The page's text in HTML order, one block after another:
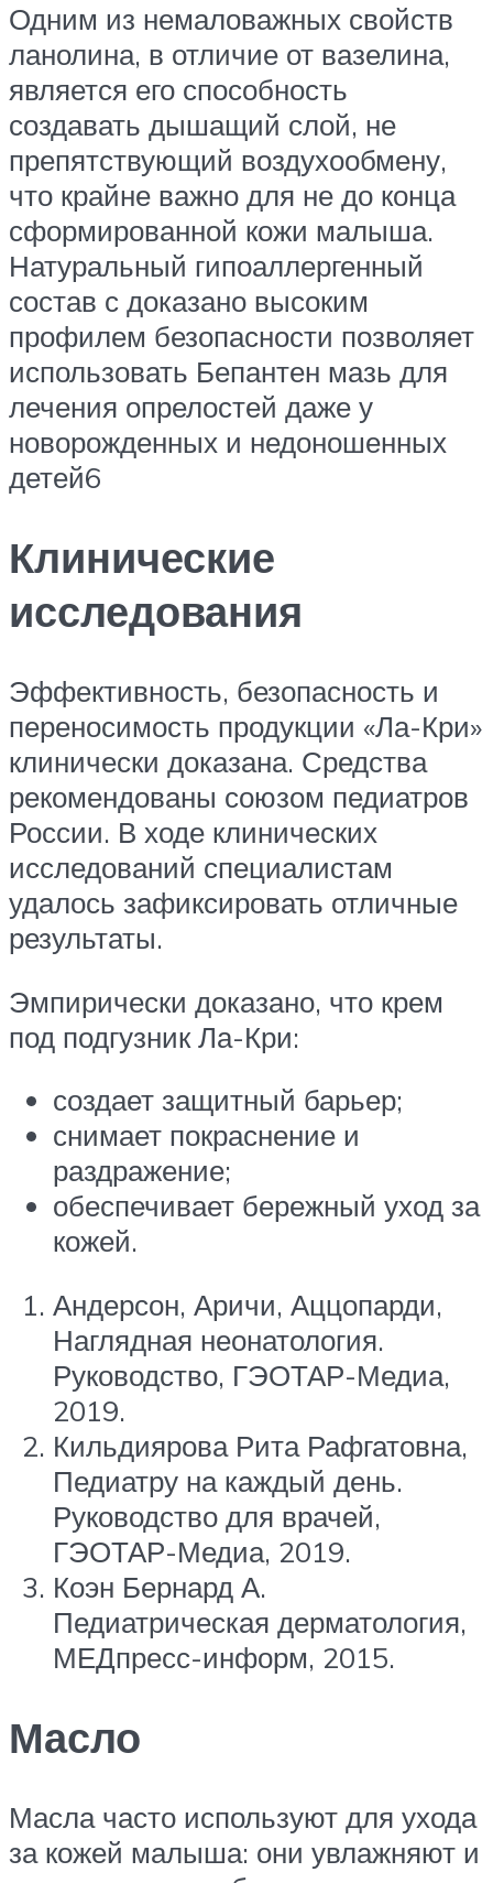
Одним из немаловажных свойств
ланолина, в отличие от вазелина,
является его способность
создавать дышащий слой, не
препятствующий воздухообмену,
что крайне важно для не до конца
сформированной кожи малыша.
Натуральный гипоаллергенный
состав с доказано высоким
профилем безопасности позволяет
использовать Бепантен мазь для
лечения опрелостей даже у
новорожденных и недоношенных
детей6
Клинические
исследования
Эффективность, безопасность и
переносимость продукции «Ла-Кри»
клинически доказана. Средства
рекомендованы союзом педиатров
России. В ходе клинических
исследований специалистам
удалось зафиксировать отличные
результаты.
Эмпирически доказано, что крем
под подгузник Ла-Кри:
создает защитный барьер;
снимает покраснение и
раздражение;
обеспечивает бережный уход за
кожей.
Андерсон, Аричи, Аццопарди,
Наглядная неонатология.
Руководство, ГЭОТАР-Медиа,
2019.
Кильдиярова Рита Рафгатовна,
Педиатру на каждый день.
Руководство для врачей,
ГЭОТАР-Медиа, 2019.
Коэн Бернард А.
Педиатрическая дерматология,
МЕДпресс-информ, 2015.
Масло
Масла часто используют для ухода
за кожей малыша: они увлажняют и